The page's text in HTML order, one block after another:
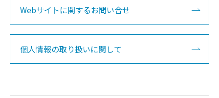
Webサイトに関するお問い合せ
個人情報の取り扱いに関して